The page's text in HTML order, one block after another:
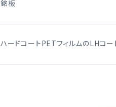
銘板
ハードコートPETフィルムのLHコ